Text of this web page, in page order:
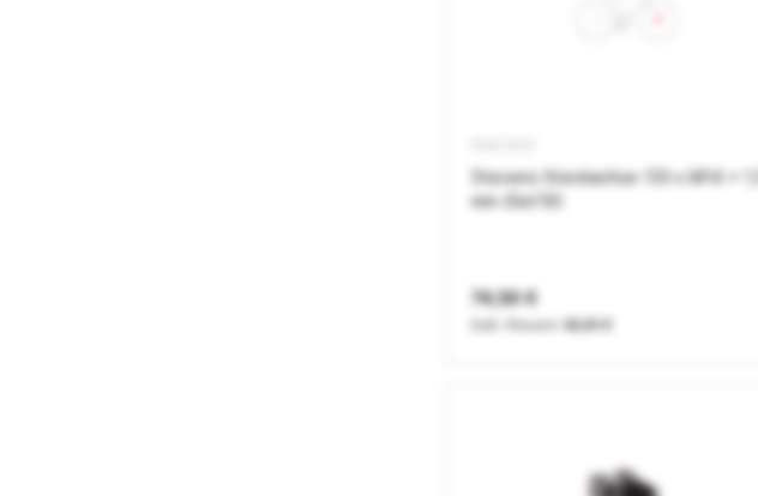
Stevens Steckachse 133 x M14 x 1,5
mm (Set19)
74,50 €